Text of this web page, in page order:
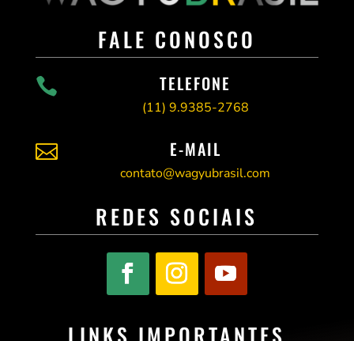
FALE CONOSCO
 TELEFONE
(11) 9.9385-2768
 E-MAIL
contato@wagyubrasil.com
REDES SOCIAIS
LINKS IMPORTANTES